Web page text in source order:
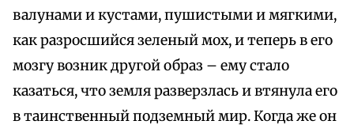
валунами и кустами, пушистыми и мягкими,
как разросшийся зеленый мох, и теперь в его
мозгу возник другой образ – ему стало
казаться, что земля разверзлась и втянула его
в таинственный подземный мир. Когда же он